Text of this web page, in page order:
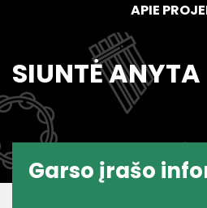
APIE
SIUNTĖ ANYTA
Garso įrašo